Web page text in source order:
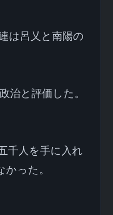
は呂乂と南陽の
と評価した。
千人を手に入れ
った。